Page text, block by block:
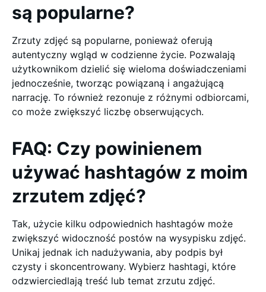
są popularne?
Zrzuty zdjęć są popularne, ponieważ oferują
autentyczny wgląd w codzienne życie. Pozwalają
użytkownikom dzielić się wieloma doświadczeniami
jednocześnie, tworząc powiązaną i angażującą
narrację. To również rezonuje z różnymi odbiorcami,
co może zwiększyć liczbę obserwujących.
FAQ: Czy powinienem
używać hashtagów z moim
zrzutem zdjęć?
Tak, użycie kilku odpowiednich hashtagów może
zwiększyć widoczność postów na wysypisku zdjęć.
Unikaj jednak ich nadużywania, aby podpis był
czysty i skoncentrowany. Wybierz hashtagi, które
odzwierciedlają treść lub temat zrzutu zdjęć.